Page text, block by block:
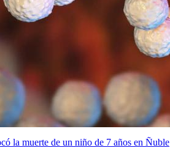
la muerte de un niño de 7 años en Ñuble